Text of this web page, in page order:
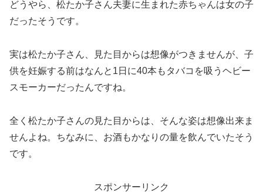
どうやら、松たか子さん夫妻に生まれた赤ちゃんは女の子
だったそうです。
実は松たか子さん、見た目からは想像がつきませんが、子
供を妊娠する前はなんと1日に40本もタバコを吸うヘビー
スモーカーだったんですね。
全く松たか子さんの見た目からは、そんな姿は想像出来ま
せんよね。ちなみに、お酒もかなりの量を飲んでいたそう
です。
スポンサーリンク